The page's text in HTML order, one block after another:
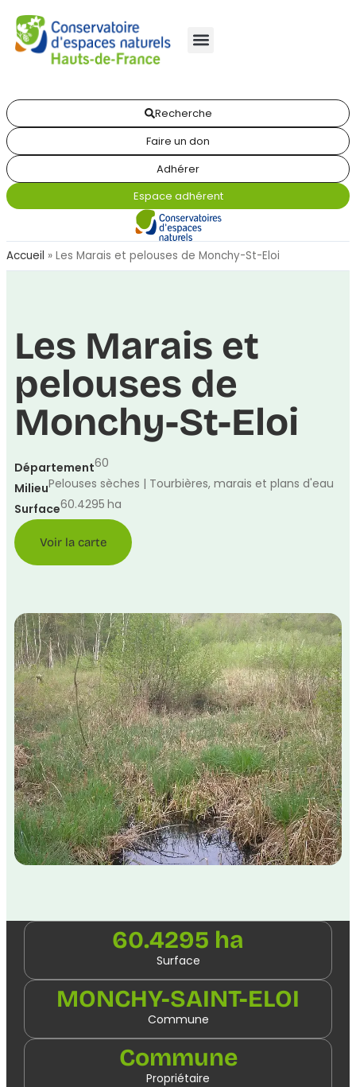
Recherche
Faire un don
Adhérer
Espace adhérent
Accueil » Les Marais et pelouses de Monchy-St-Eloi
Les Marais et
pelouses de
Monchy-St-Eloi
Département60
MilieuPelouses sèches | Tourbières, marais et plans d'eau
Surface60.4295 ha
Voir la carte
60.4295 ha
Surface
MONCHY-SAINT-ELOI
Commune
Commune
Propriétaire